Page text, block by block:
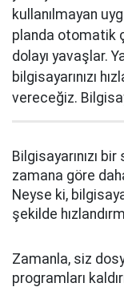
kullanılmayan
planda otomatik
dolayı yavaşlar.
bilgisayarınızı
vereceğiz.
Bilgisayarınızı
zamana göre
Neyse ki,
şekilde
Zamanla, siz
programları